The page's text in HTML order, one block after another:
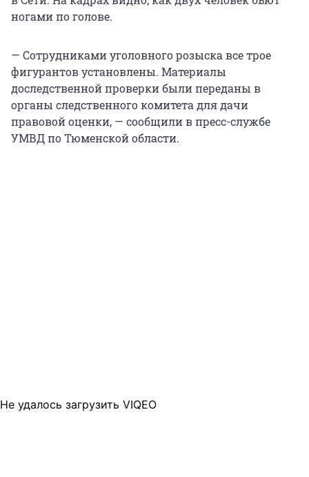
ногами по голове.
— Сотрудниками уголовного розыска все трое
фигурантов установлены. Материалы
доследственной проверки были переданы в
органы следственного комитета для дачи
правовой оценки, — сообщили в пресс-службе
УМВД по Тюменской области.
Не удалось загрузить VIQEO